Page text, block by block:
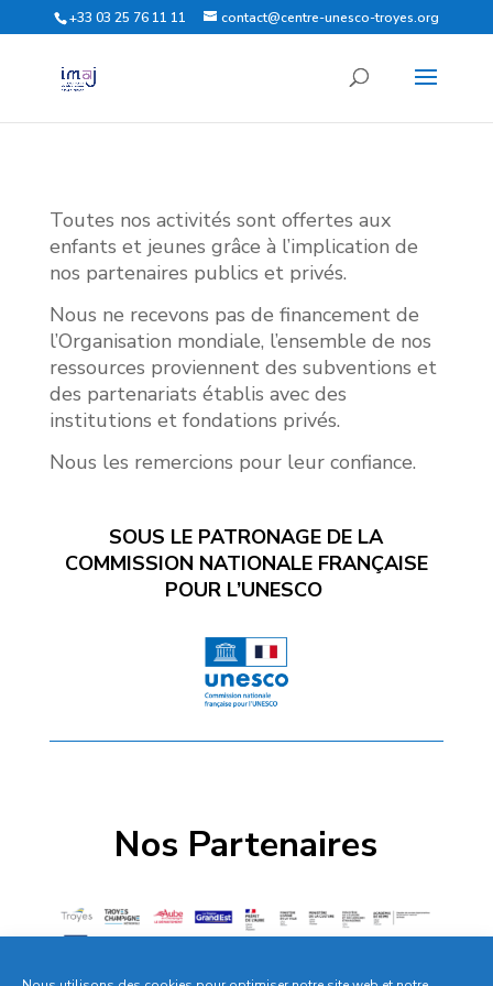
+33 03 25 76 11 11 contact@centre-unesco-troyes.org
Toutes nos activités sont offertes aux
enfants et jeunes grâce à l’implication de
nos partenaires publics et privés.
Nous ne recevons pas de financement de
l’Organisation mondiale, l’ensemble de nos
ressources proviennent des subventions et
des partenariats établis avec des
institutions et fondations privés.
Nous les remercions pour leur confiance.
SOUS LE PATRONAGE DE LA
COMMISSION NATIONALE FRANÇAISE
POUR L’UNESCO
Nos Partenaires